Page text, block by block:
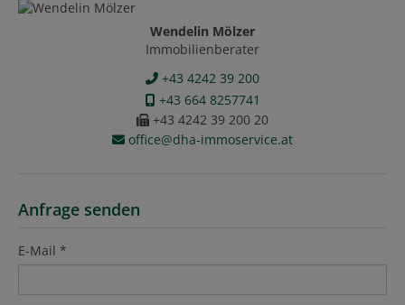
Wendelin Mölzer
Immobilienberater
+43 4242 39 200
+43 664 8257741
+43 4242 39 200 20
office@dha-immoservice.at
Anfrage senden
E-Mail